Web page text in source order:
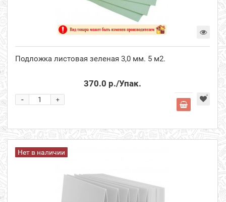
Подложка листовая зеленая 3,0 мм. 5 м2.
370.0 р./Упак.
+
-
Нет в наличии